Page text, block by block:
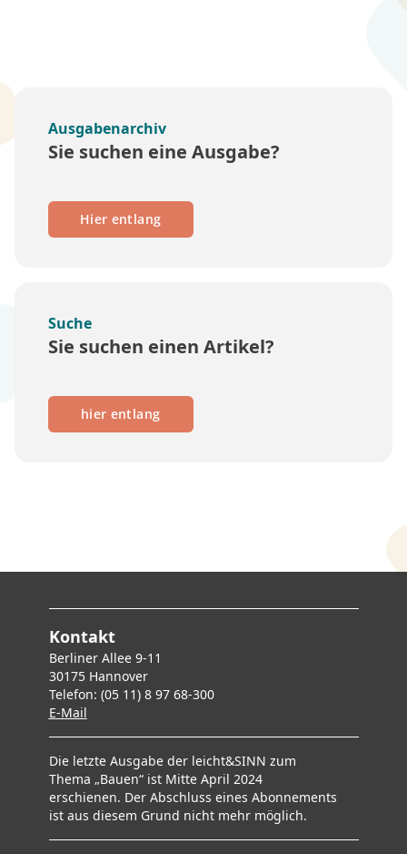
Ausgabenarchiv
Sie suchen eine Ausgabe?
Hier entlang
Suche
Sie suchen einen Artikel?
hier entlang
Kontakt
Berliner Allee 9-11
30175 Hannover
Telefon: (05 11) 8 97 68-300
E-Mail
Die letzte Ausgabe der leicht&SINN zum
Thema „Bauen“ ist Mitte April 2024
erschienen. Der Abschluss eines Abonnements
ist aus diesem Grund nicht mehr möglich.